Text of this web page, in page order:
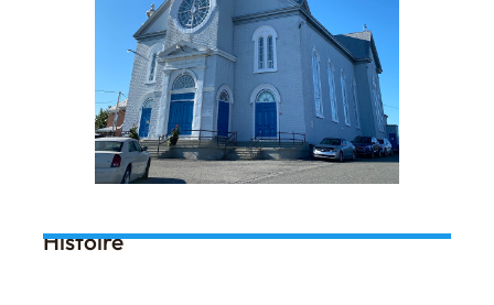
Histoire